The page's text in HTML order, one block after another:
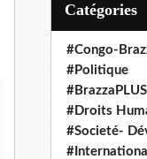
Catégories
#Congo-
#Politique
#BrazzaPLUS
#Droits
#Societé-
#International